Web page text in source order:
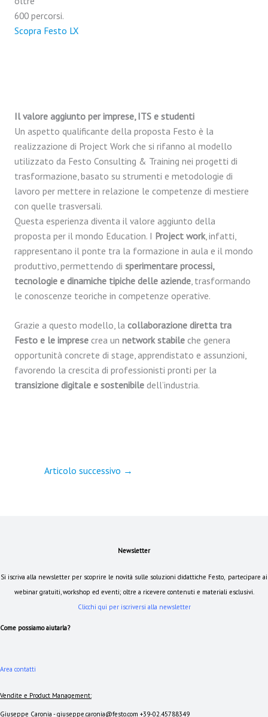
600 percorsi.
Scopra Festo LX
Il valore aggiunto per imprese, ITS e studenti
Un aspetto qualificante della proposta Festo è la
realizzazione di Project Work che si rifanno al modello
utilizzato da Festo Consulting & Training nei progetti di
trasformazione, basato su strumenti e metodologie di
lavoro per mettere in relazione le competenze di mestiere
con quelle trasversali.
Questa esperienza diventa il valore aggiunto della
proposta per il mondo Education. I Project work, infatti,
rappresentano il ponte tra la formazione in aula e il mondo
produttivo, permettendo di sperimentare processi,
tecnologie e dinamiche tipiche delle aziende, trasformando
le conoscenze teoriche in competenze operative.
Grazie a questo modello, la collaborazione diretta tra
Festo e le impresecrea un network stabile che genera
opportunità concrete di stage, apprendistato e assunzioni,
favorendo la crescita di professionisti pronti per la
transizione digitale e sostenibile dell’industria.
Articolo successivo →
Newsletter
Si iscriva alla newsletter per scoprire le novità sulle soluzioni didattiche Festo, partecipare ai
webinar gratuiti, workshop ed eventi; oltre a ricevere contenuti e materiali esclusivi.
Clicchi qui per iscriversi alla newsletter
Come possiamo aiutarla?
Area contatti
Vendite e Product Management:
Giuseppe Caronia - giuseppe.caronia@festo.com +39-02.45788349